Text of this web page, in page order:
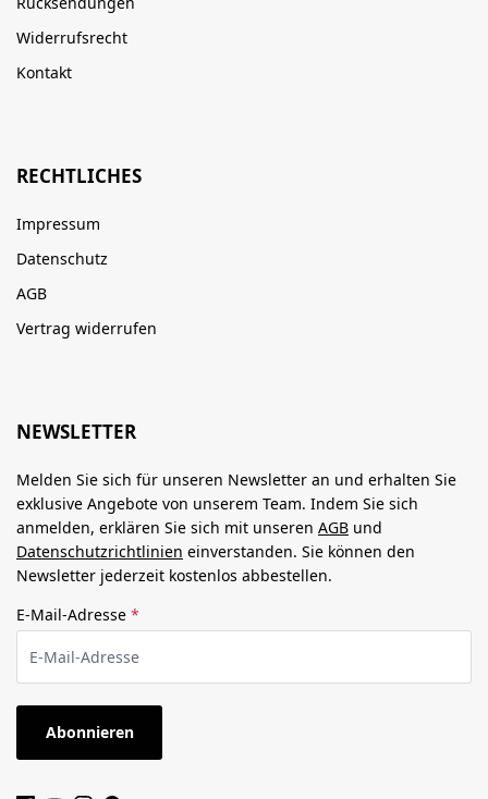
Widerrufsrecht
Kontakt
RECHTLICHES
Impressum
Datenschutz
AGB
Vertrag widerrufen
NEWSLETTER
Melden Sie sich für unseren Newsletter an und erhalten Sie
exklusive Angebote von unserem Team. Indem Sie sich
anmelden, erklären Sie sich mit unseren AGB und
Datenschutzrichtlinien einverstanden. Sie können den
Newsletter jederzeit kostenlos abbestellen.
E-Mail-Adresse *
Abonnieren